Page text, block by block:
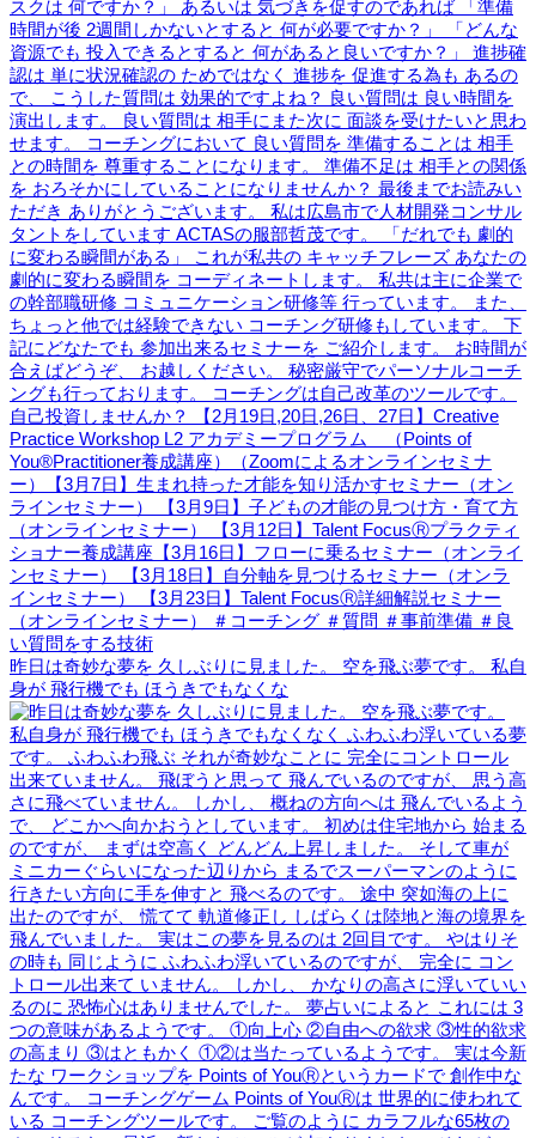
昨日は奇妙な夢を 久しぶりに見ました。 空を飛ぶ夢です。 私自
身が 飛行機でも ほうきでもなくな